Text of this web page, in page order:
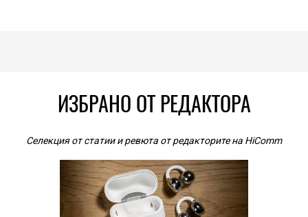
ИЗБРАНО ОТ РЕДАКТОРА
Селекция от статии и ревюта от редакторите на HiComm